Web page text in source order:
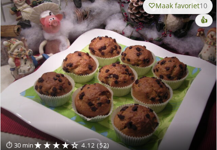
⏱ 30 min★★★★☆ 4.12 (52)
Maak favoriet10
👍